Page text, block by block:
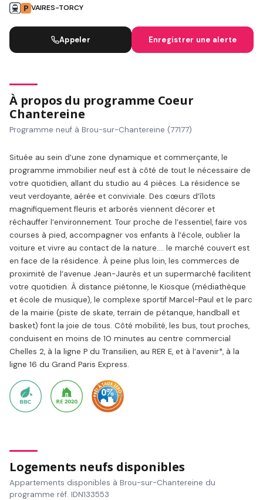
VAIRES-TORCY
Appeler Enregistrer une alerte
À propos du programme Coeur
Chantereine
Programme neuf à Brou-sur-Chantereine (77177)
Située au sein d’une zone dynamique et commerçante, le
programme immobilier neuf est à côté de tout le nécessaire de
votre quotidien, allant du studio au 4 pièces. La résidence se
veut verdoyante, aérée et conviviale. Des cœurs d’îlots
magnifiquement fleuris et arborés viennent décorer et
réchauffer l’environnement. Tour proche de l’essentiel, faire vos
courses à pied, accompagner vos enfants à l’école, oublier la
voiture et vivre au contact de la nature…. le marché couvert est
en face de la résidence. À peine plus loin, les commerces de
proximité de l’avenue Jean-Jaurès et un supermarché facilitent
votre quotidien. À distance piétonne, le Kiosque (médiathèque
et école de musique), le complexe sportif Marcel-Paul et le parc
de la mairie (piste de skate, terrain de pétanque, handball et
basket) font la joie de tous. Côté mobilité, les bus, tout proches,
conduisent en moins de 10 minutes au centre commercial
Chelles 2, à la ligne P du Transilien, au RER E, et à l’avenir*, à la
ligne 16 du Grand Paris Express.
Logements neufs disponibles
Appartements disponibles à Brou-sur-Chantereine du
programme réf. IDN133553